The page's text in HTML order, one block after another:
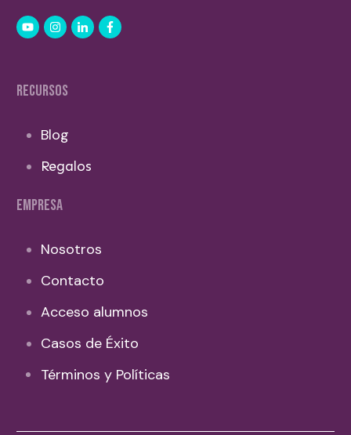
RECURSOS
Blog
Regalos
EMPRESA
Nosotros
Contacto
Acceso alumnos
Casos de Éxito
Términos y Políticas